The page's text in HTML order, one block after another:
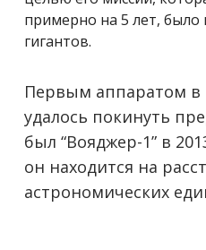
примерно на 5 лет, было
гигантов.
Первым аппаратом в
удалось покинуть
был “Вояджер-1” в
он находится на
астрономических